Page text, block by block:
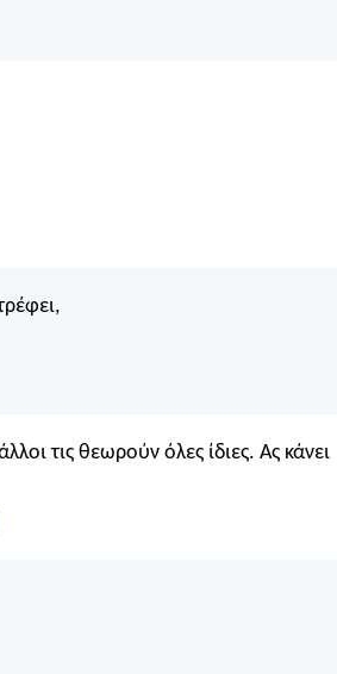
τις θεωρούν όλες ίδιες. Ας κάνει